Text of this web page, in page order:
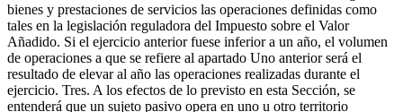
bienes y prestaciones de servicios las operaciones definidas como
tales en la legislación reguladora del Impuesto sobre el Valor
Añadido. Si el ejercicio anterior fuese inferior a un año, el volumen
de operaciones a que se refiere al apartado Uno anterior será el
resultado de elevar al año las operaciones realizadas durante el
ejercicio. Tres. A los efectos de lo previsto en esta Sección, se
entenderá que un sujeto pasivo opera en uno u otro territorio